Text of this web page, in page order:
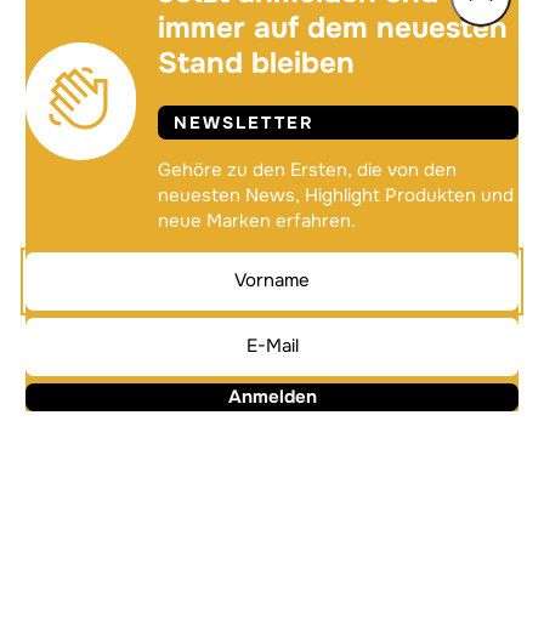
immer auf dem neuesten
Stand bleiben
NEWSLETTER
Gehöre zu den Ersten, die von den
neuesten News, Highlight Produkten und
neue Marken erfahren.
Anmelden